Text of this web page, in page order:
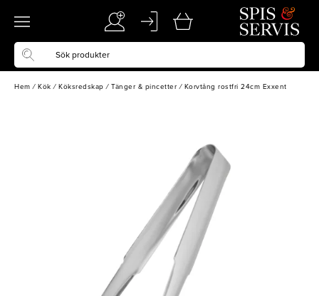
Hem / Kök / Köksredskap / Tänger & pincetter / Korvtång rostfri 24cm Exxent